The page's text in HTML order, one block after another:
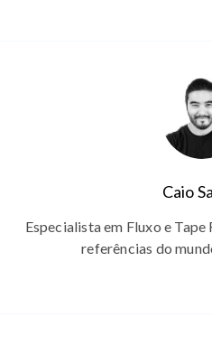
Caio
Especialista em Fluxo e Tape
referências do